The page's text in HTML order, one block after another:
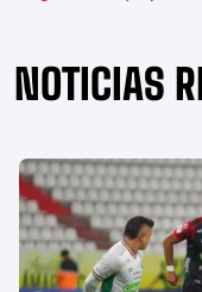
NOTICIAS